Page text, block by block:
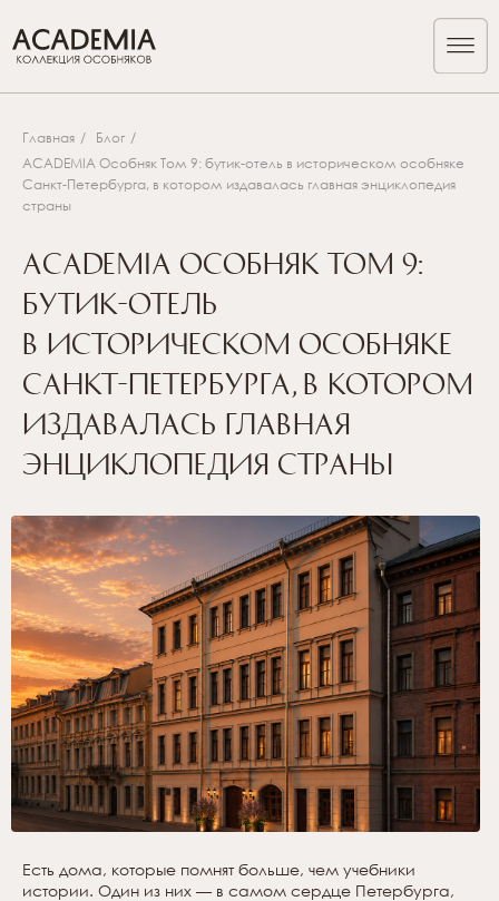
Главная / Блог /
ACADEMIA Особняк Том 9: бутик-отель в историческом особняке
Санкт-Петербурга, в котором издавалась главная энциклопедия
страны
ACADEMIA Особняк Том 9:
бутик-отель
в историческом особняке
Санкт-Петербурга, в котором
издавалась главная
энциклопедия страны
Есть дома, которые помнят больше, чем учебники
истории. Один из них — в самом сердце Петербурга,